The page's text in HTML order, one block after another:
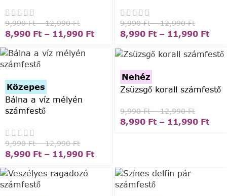
9,990Ft – 12,990Ft
8,990 Ft – 11,990 Ft
9,990Ft – 12,990Ft
8,990 Ft – 11,990 Ft
Közepes
Bálna a víz mélyén
számfestő
9,990Ft – 12,990Ft
8,990 Ft – 11,990 Ft
Nehéz
Zsüzsgő korall számfestő
9,990Ft – 12,990Ft
8,990 Ft – 11,990 Ft